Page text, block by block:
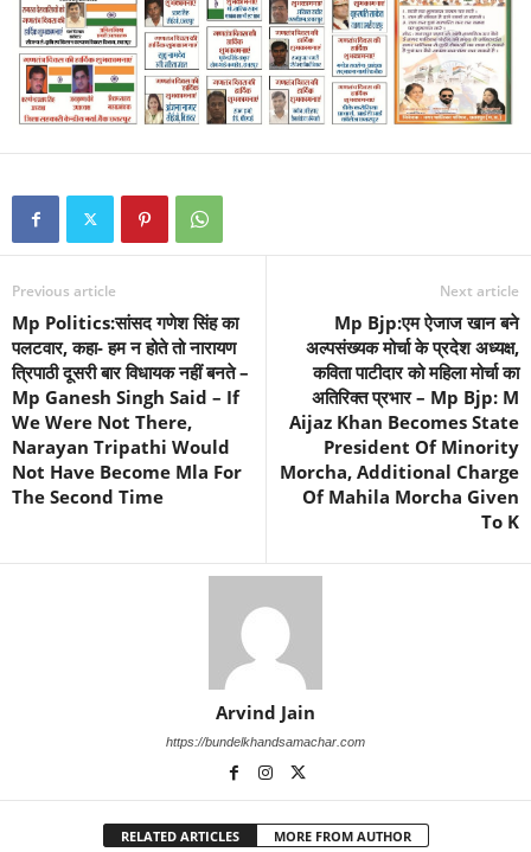
Previous article
Mp Politics:सांसद गणेश सिंह का
पलटवार, कहा- हम न होते तो नारायण
त्रिपाठी दूसरी बार विधायक नहीं बनते –
Mp Ganesh Singh Said – If
We Were Not There,
Narayan Tripathi Would
Not Have Become Mla For
The Second Time
Next article
Mp Bjp:एम ऐजाज खान बने
अल्पसंख्यक मोर्चा के प्रदेश अध्यक्ष,
कविता पाटीदार को महिला मोर्चा का
अतिरिक्त प्रभार – Mp Bjp: M
Aijaz Khan Becomes State
President Of Minority
Morcha, Additional Charge
Of Mahila Morcha Given
To K
Arvind Jain
https://bundelkhandsamachar.com
RELATED ARTICLES MORE FROM AUTHOR